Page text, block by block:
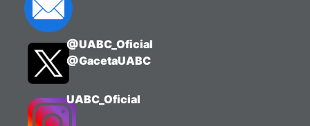
@UABC_Oficial
@GacetaUABC
UABC_Oficial